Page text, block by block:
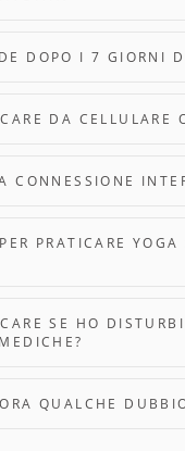
DOPO I 7 GIORNI
DA CELLULARE
CONNESSIONE
PRATICARE YOGA
SE HO
QUALCHE